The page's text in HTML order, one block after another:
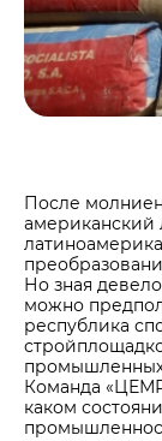
После
американский
Но зная
можно
республика
промышленных
Команда
каком
В
Не
Люди
Пресса
Служба